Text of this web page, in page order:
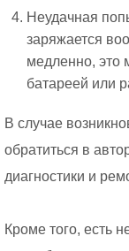
Неудачная
заряжается
медленно, это
батареей или
В случае
обратиться в
диагностики и
Кроме того, есть